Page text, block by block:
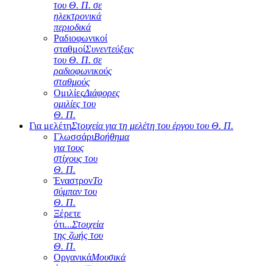
του Θ. Π. σε
ηλεκτρονικά
περιοδικά
Ραδιοφωνικοί
σταθμοίΣυνεντεύξεις
του Θ. Π. σε
ραδιοφωνικούς
σταθμούς
ΟμιλίεςΔιάφορες
ομιλίες του
Θ. Π.
Για μελέτηΣτοιχεία για τη μελέτη του έργου του Θ. Π.
ΓλωσσάριΒοήθημα
για τους
στίχους του
Θ. Π.
ΈναστρονΤο
σύμπαν του
Θ. Π.
Ξέρετε
ότι...Στοιχεία
της ζωής του
Θ. Π.
ΟργανικάΜουσικά